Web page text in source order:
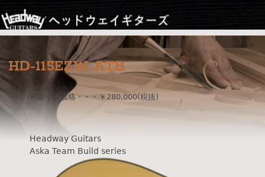
Jump to navigation
HD-115EZW ATB
希望小売価格・・・￥280,000(税抜)
Headway Guitars
Aska Team Build series